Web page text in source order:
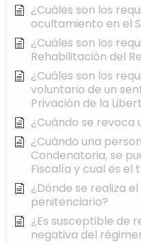
¿Cuáles son los
ocultamiento en el
¿Cuáles son los
Rehabilitación del
¿Cuáles son los
voluntario de un
Privación de la
¿Cuándo se
¿Cuándo una
Condenatoria, se
Fiscalía y cual es el
¿Dónde se realiza
penitenciario?
¿Es susceptible de
negativa del